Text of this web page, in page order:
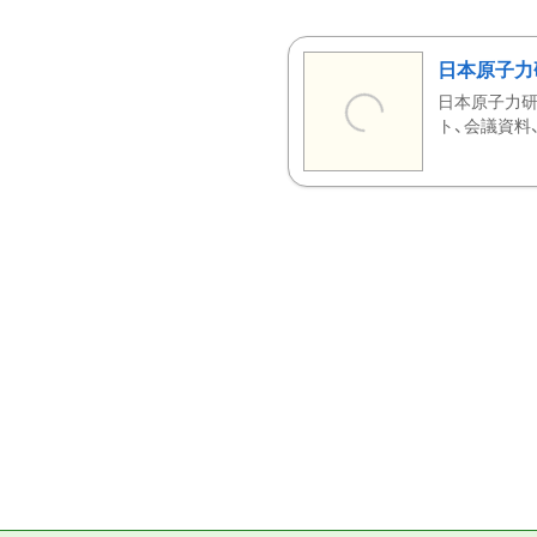
日本原子
日本原子力
ト、会議資